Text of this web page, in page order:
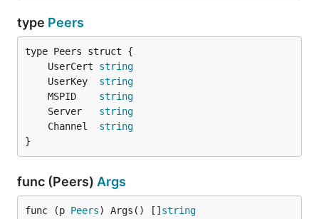
type Peers
	UserCert
string
	UserKey
string
	MSPID
string
	Server
string
	Channel
string
}
func (Peers) Args
func (p Peers) Args() [] string